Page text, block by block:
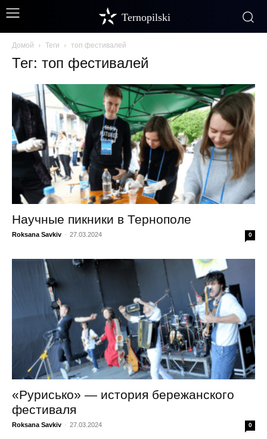
Ternopilski
Домой Теги топ фестивалей
Тег: топ фестивалей
Научные пикники в Тернополе
Roksana Savkiv - 27.03.2024 0
«Рурисько» — история бережанского
фестиваля
Roksana Savkiv - 27.03.2024 0